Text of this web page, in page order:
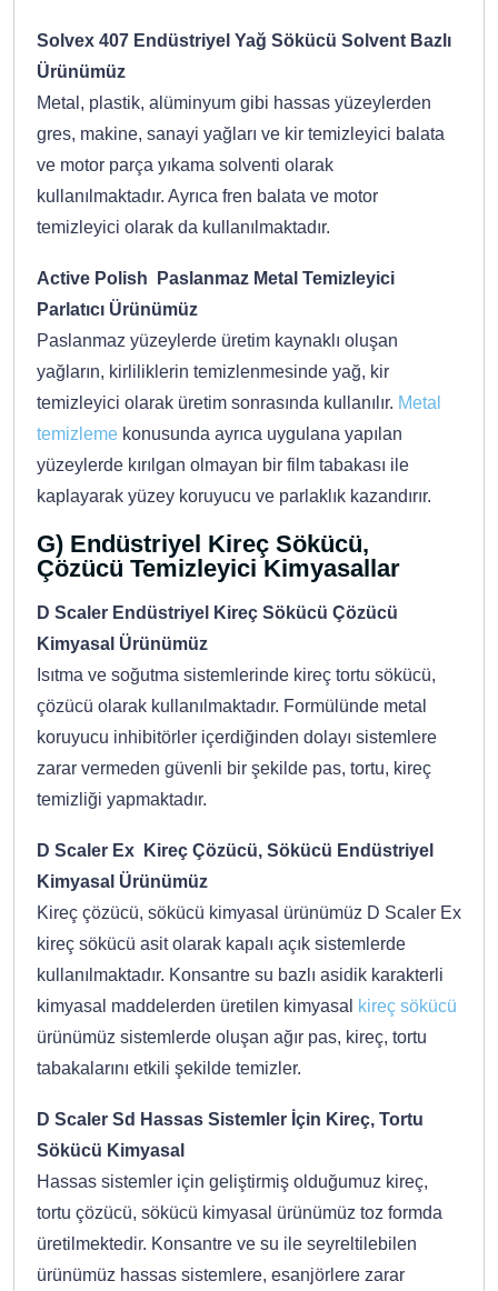
Solvex 407 Endüstriyel Yağ Sökücü Solvent Bazlı
Ürünümüz
Metal, plastik, alüminyum gibi hassas yüzeylerden
gres, makine, sanayi yağları ve kir temizleyici balata
ve motor parça yıkama solventi olarak
kullanılmaktadır. Ayrıca fren balata ve motor
temizleyici olarak da kullanılmaktadır.
Active Polish Paslanmaz Metal Temizleyici
Parlatıcı Ürünümüz
Paslanmaz yüzeylerde üretim kaynaklı oluşan
yağların, kirliliklerin temizlenmesinde yağ, kir
temizleyici olarak üretim sonrasında kullanılır. Metal
temizleme konusunda ayrıca uygulana yapılan
yüzeylerde kırılgan olmayan bir film tabakası ile
kaplayarak yüzey koruyucu ve parlaklık kazandırır.
G) Endüstriyel Kireç Sökücü,
Çözücü Temizleyici Kimyasallar
D Scaler Endüstriyel Kireç Sökücü Çözücü
Kimyasal Ürünümüz
Isıtma ve soğutma sistemlerinde kireç tortu sökücü,
çözücü olarak kullanılmaktadır. Formülünde metal
koruyucu inhibitörler içerdiğinden dolayı sistemlere
zarar vermeden güvenli bir şekilde pas, tortu, kireç
temizliği yapmaktadır.
D Scaler Ex Kireç Çözücü, Sökücü Endüstriyel
Kimyasal Ürünümüz
Kireç çözücü, sökücü kimyasal ürünümüz D Scaler Ex
kireç sökücü asit olarak kapalı açık sistemlerde
kullanılmaktadır. Konsantre su bazlı asidik karakterli
kimyasal maddelerden üretilen kimyasal
kireç sökücü
ürünümüz sistemlerde oluşan ağır pas, kireç, tortu
tabakalarını etkili şekilde temizler.
D Scaler Sd Hassas Sistemler İçin Kireç, Tortu
Sökücü Kimyasal
Hassas sistemler için geliştirmiş olduğumuz kireç,
tortu çözücü, sökücü kimyasal ürünümüz toz formda
üretilmektedir. Konsantre ve su ile seyreltilebilen
ürünümüz hassas sistemlere, esanjörlere zarar